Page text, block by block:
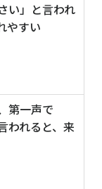
い」と言われ
やすい
第一声で
われると、来